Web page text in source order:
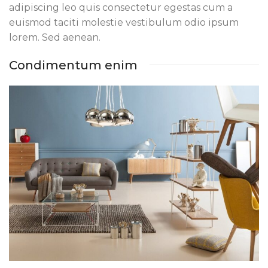
adipiscing leo quis consectetur egestas cum a
euismod taciti molestie vestibulum odio ipsum
lorem. Sed aenean.
Condimentum enim